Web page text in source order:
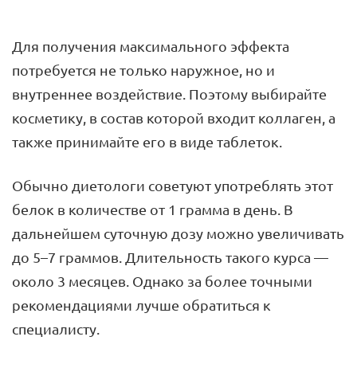
Для получения максимального эффекта
потребуется не только наружное, но и
внутреннее воздействие. Поэтому выбирайте
косметику, в состав которой входит коллаген, а
также принимайте его в виде таблеток.
Обычно диетологи советуют употреблять этот
белок в количестве от 1 грамма в день. В
дальнейшем суточную дозу можно увеличивать
до 5–7 граммов. Длительность такого курса —
около 3 месяцев. Однако за более точными
рекомендациями лучше обратиться к
специалисту.